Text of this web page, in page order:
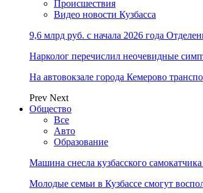
Происшествия
Видео новости Кузбасса
9,6 млрд руб. с начала 2026 года
Нарколог перечислил неочевидные
На автовокзале города Кемерово
Prev Next
Общество
Все
Авто
Образование
Машина снесла кузбасского
Молодые семьи в Кузбассе смогут